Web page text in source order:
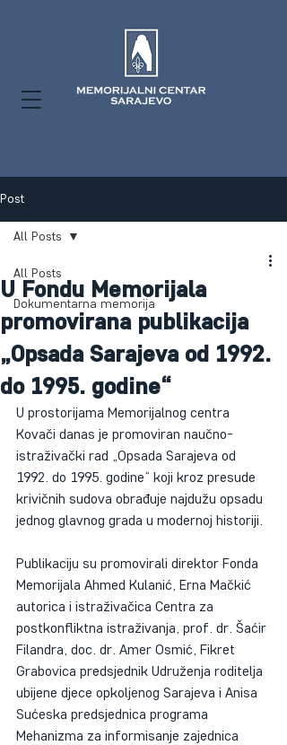
Post
All Posts
Dokumentarna memorija
All Posts
U Fondu Memorijala
promovirana publikacija
„Opsada Sarajeva od 1992.
do 1995. godine“
U prostorijama Memorijalnog centra
Kovači danas je promoviran naučno-
istraživački rad „Opsada Sarajeva od
1992. do 1995. godine“ koji kroz presude
krivičnih sudova obrađuje najdužu opsadu
jednog glavnog grada u modernoj historiji.
Publikaciju su promovirali direktor Fonda
Memorijala Ahmed Kulanić, Erna Mačkić
autorica i istraživačica Centra za
postkonfliktna istraživanja, prof. dr. Šaćir
Filandra, doc. dr. Amer Osmić, Fikret
Grabovica predsjednik Udruženja roditelja
ubijene djece opkoljenog Sarajeva i Anisa
Sućeska predsjednica programa
Mehanizma za informisanje zajednica